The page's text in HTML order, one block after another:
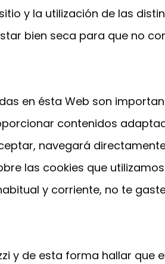
y la utilización de las
bien seca para que no
en ésta Web son
contenidos
navegará
las cookies que
y corriente, no te
y de esta forma hallar que